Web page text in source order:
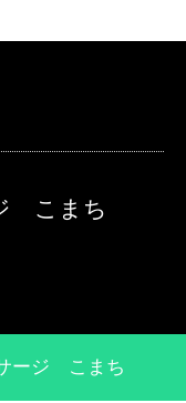
こまち
ージ こまち